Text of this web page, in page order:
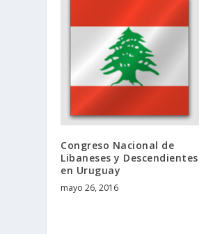
Congreso Nacional de
Libaneses y Descendientes
en Uruguay
mayo 26, 2016